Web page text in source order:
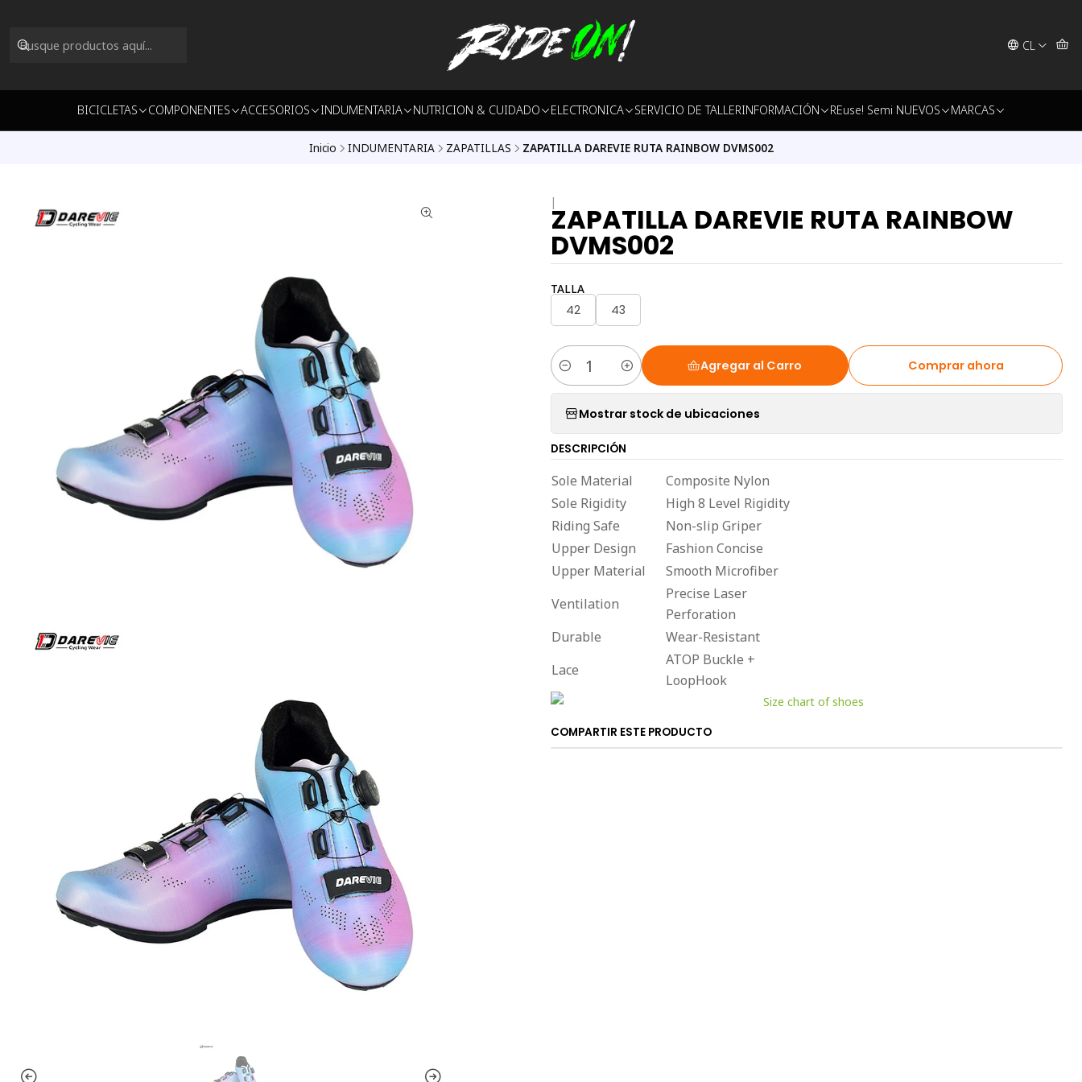
CL
BICICLETAS COMPONENTES ACCESORIOS INDUMENTARIA NUTRICION & CUIDADO ELECTRONICA SERVICIO DE TALLERINFORMACIÓN REuse! Semi NUEVOS MARCAS
Inicio INDUMENTARIA ZAPATILLAS ZAPATILLA DAREVIE RUTA RAINBOW DVMS002
|ZAPATILLA DAREVIE RUTA RAINBOW
DVMS002
TALLA
42 43
Cantidad
Agregar al Carro Comprar ahora
Mostrar stock de ubicaciones
DESCRIPCIÓN
Sole Material
Composite Nylon
Sole Rigidity
High 8 Level Rigidity
Riding Safe
Non-slip Griper
Upper Design
Fashion Concise
Upper Material
Smooth Microfiber
Ventilation
Precise Laser
Perforation
Durable
Wear-Resistant
Lace
ATOP Buckle +
LoopHook
COMPARTIR ESTE PRODUCTO